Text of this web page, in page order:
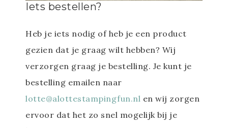
Iets bestellen?
Heb je iets nodig of heb je een product
gezien dat je graag wilt hebben? Wij
verzorgen graag je bestelling. Je kunt je
bestelling emailen naar
lotte@alottestampingfun.nl en wij zorgen
ervoor dat het zo snel mogelijk bij je